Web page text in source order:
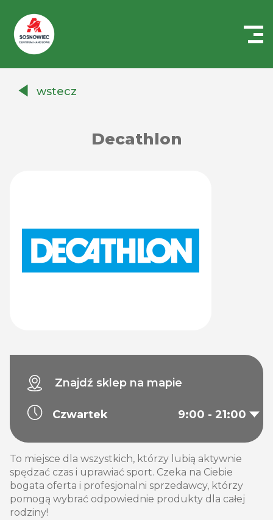
Auchanwstecz
Decathlon
Znajdź sklep na mapie
Czwartek 9:00 - 21:00
To miejsce dla wszystkich, którzy lubią aktywnie
spędzać czas i uprawiać sport. Czeka na Ciebie
bogata oferta i profesjonalni sprzedawcy, którzy
pomogą wybrać odpowiednie produkty dla całej
rodziny!